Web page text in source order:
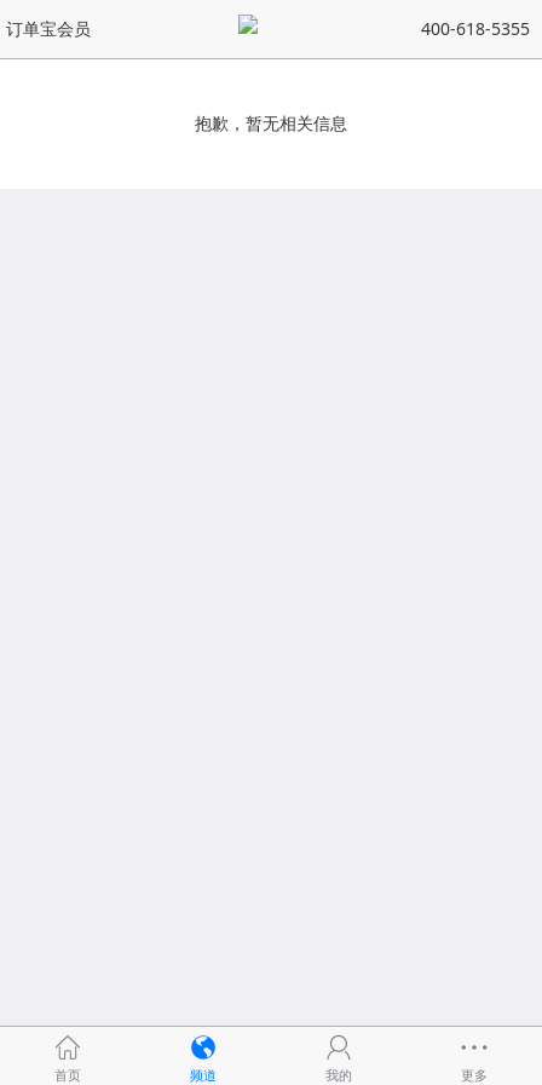
订单宝会员 400-618-5355
抱歉，暂无相关信息
首页 频道 我的 更多